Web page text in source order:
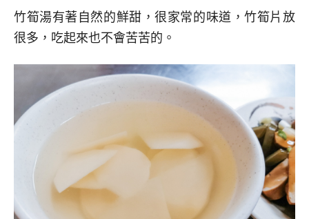
竹筍湯有著自然的鮮甜，很家常的味道，竹筍片放
很多，吃起來也不會苦苦的。